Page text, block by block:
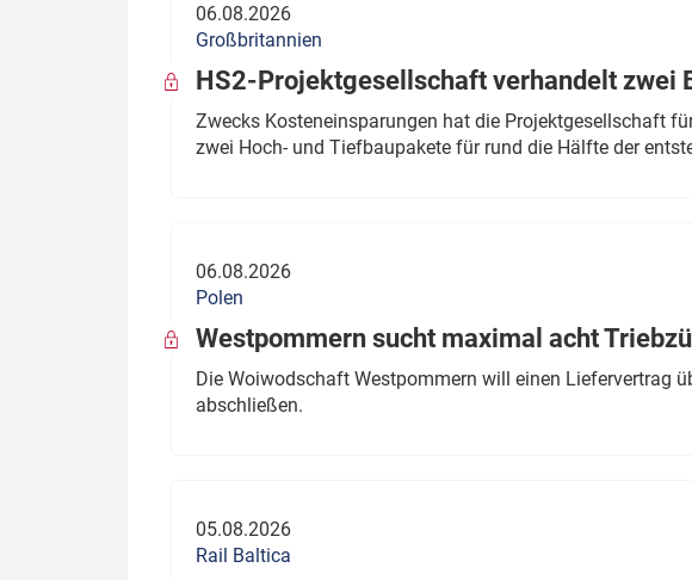
06.08.2026
Großbritannien
HS2-Projektgesellschaft verhandelt zwei
Zwecks Kosteneinsparungen hat die Projektgesellschaft
zwei Hoch- und Tiefbaupakete für rund die Hälfte der
06.08.2026
Polen
Westpommern sucht maximal acht
Die Woiwodschaft Westpommern will einen Liefervertrag
abschließen.
05.08.2026
Rail Baltica